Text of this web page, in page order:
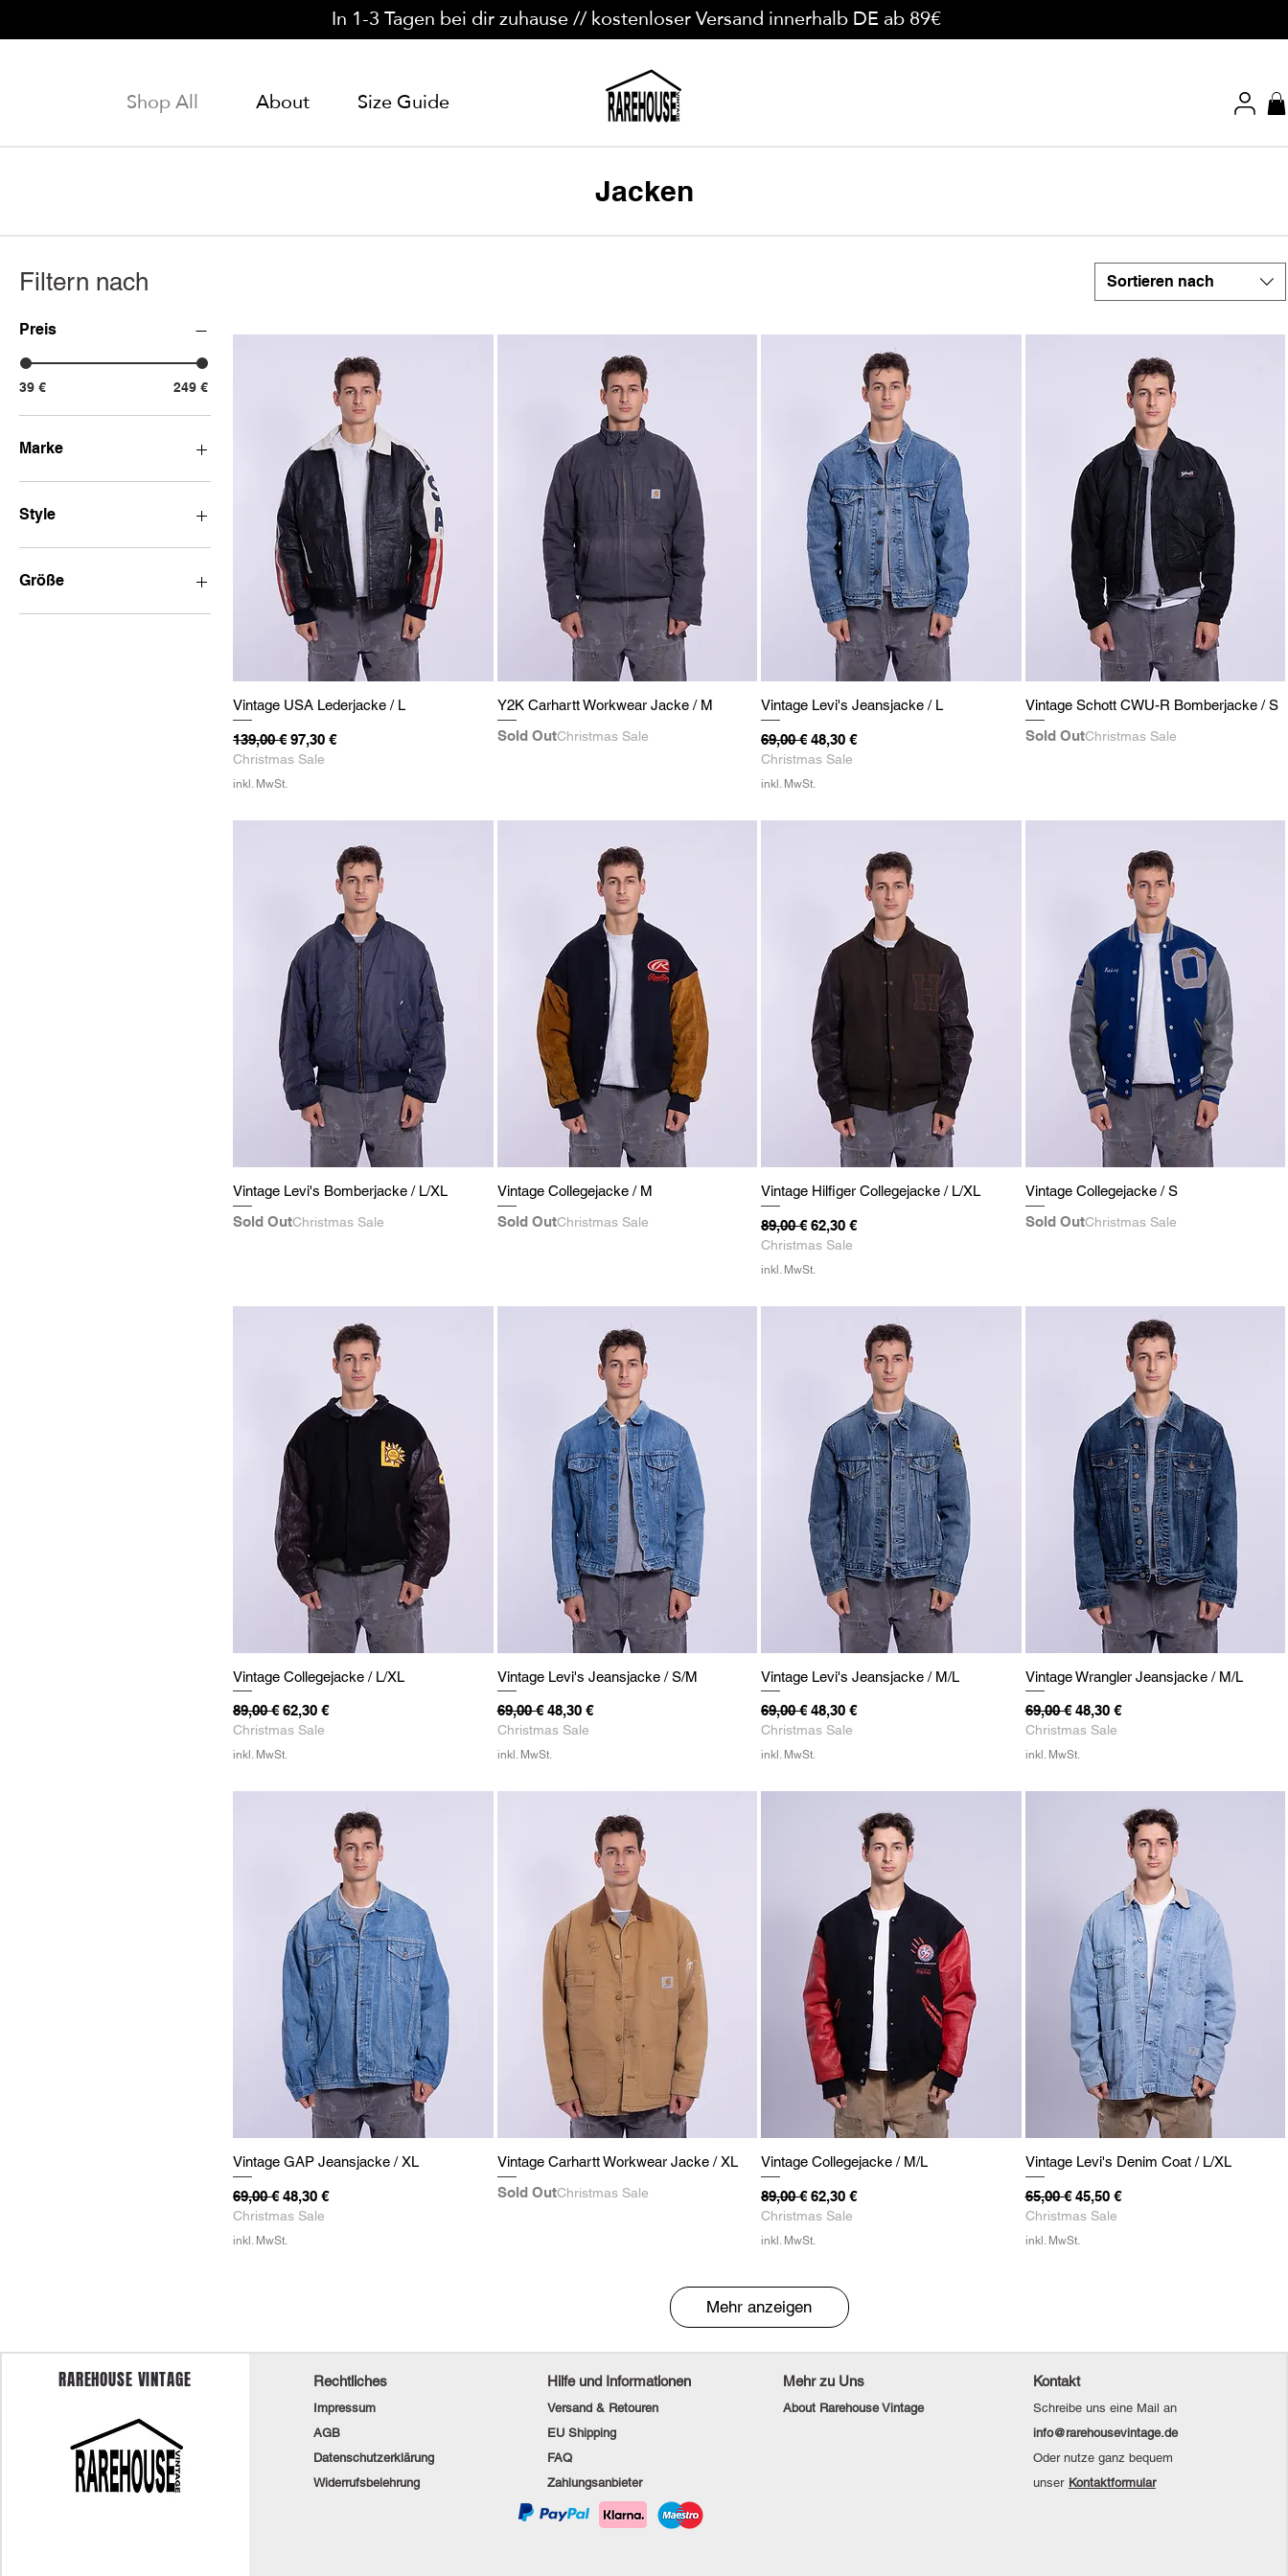
In 1-3 Tagen bei dir zuhause // kostenloser Versand innerhalb DE ab 89€
Shop All About Size Guide
Jacken
Filtern nach
Preis
39 € 249 €
Marke
Carhartt
Nike
Dickies
Style
College Style
Workwear
Trackjacket
Größe
XS
Sortieren nach
Vintage USA Lederjacke / L
Standardpreis
139,00 € Sale-Preis
97,30 €
Christmas Sale
inkl. MwSt.
Y2K Carhartt Workwear Jacke / M
Sold OutChristmas Sale
Vintage Levi's Jeansjacke / L
Standardpreis
69,00 € Sale-Preis
48,30 €
Christmas Sale
inkl. MwSt.
Vintage Schott CWU-R Bomberjacke / S
Sold OutChristmas Sale
Vintage Levi's Bomberjacke / L/XL
Sold OutChristmas Sale
Vintage Collegejacke / M
Sold OutChristmas Sale
Vintage Hilfiger Collegejacke / L/XL
Standardpreis
89,00 € Sale-Preis
62,30 €
Christmas Sale
inkl. MwSt.
Vintage Collegejacke / S
Sold OutChristmas Sale
Vintage Collegejacke / L/XL
Standardpreis
89,00 € Sale-Preis
62,30 €
Christmas Sale
inkl. MwSt.
Vintage Levi's Jeansjacke / S/M
Standardpreis
69,00 € Sale-Preis
48,30 €
Christmas Sale
inkl. MwSt.
Vintage Levi's Jeansjacke / M/L
Standardpreis
69,00 € Sale-Preis
48,30 €
Christmas Sale
inkl. MwSt.
Vintage Wrangler Jeansjacke / M/L
Standardpreis
69,00 € Sale-Preis
48,30 €
Christmas Sale
inkl. MwSt.
Vintage GAP Jeansjacke / XL
Standardpreis
69,00 € Sale-Preis
48,30 €
Christmas Sale
inkl. MwSt.
Vintage Carhartt Workwear Jacke / XL
Sold OutChristmas Sale
Vintage Collegejacke / M/L
Standardpreis
89,00 € Sale-Preis
62,30 €
Christmas Sale
inkl. MwSt.
Vintage Levi's Denim Coat / L/XL
Standardpreis
65,00 € Sale-Preis
45,50 €
Christmas Sale
inkl. MwSt.
Mehr anzeigen
RAREHOUSE VINTAGE Rechtliches
Impressum
AGB
Datenschutzerklärung
Widerrufsbelehrung
Hilfe und Informationen
Versand & Retouren
EU Shipping
FAQ
Zahlungsanbieter
Mehr zu Uns
About Rarehouse Vintage
Kontakt
Schreibe uns eine Mail an
info@rarehousevintage.de
Oder nutze ganz bequem
unser Kontaktformular